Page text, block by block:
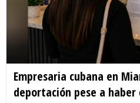
Empresaria cubana en
deportación pese a